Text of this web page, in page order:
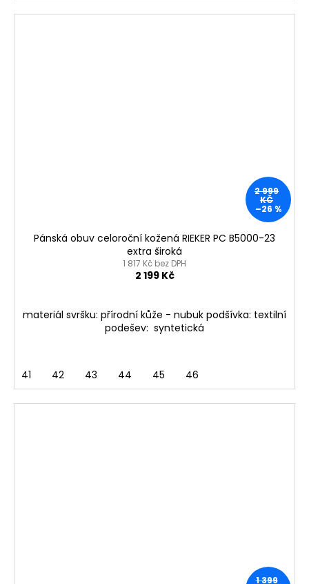
2 999
KČ
–26 %
Pánská obuv celoroční kožená RIEKER PC B5000-23
extra široká
1 817 Kč bez DPH
2 199 Kč
materiál svršku: přírodní kůže - nubuk podšívka: textilní
podešev: syntetická
41 42 43 44 45 46
1 399